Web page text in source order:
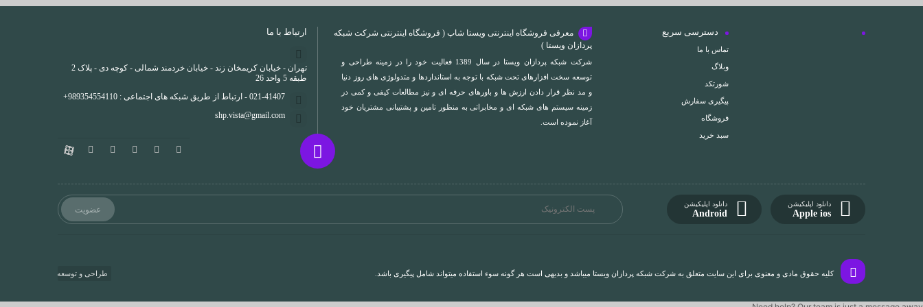
دسترسی سریع
تماس با ما
وبلاگ
شورتکد
پیگیری سفارش
فروشگاه
سبد خرید
معرفی فروشگاه اینترنتی ویستا شاپ ( فروشگاه اینترنتی شرکت شبکه
پردازان ویستا )
شرکت شبکه پردازان ویستا در سال 1389 فعالیت خود را در زمینه طراحی و
توسعه سخت افزارهای تحت شبکه با توجه به استانداردها و متدولوژی های روز دنیا
و مد نظر قرار دادن ارزش ها و باورهای حرفه ای و نیز مطالعات کیفی و کمی در
زمینه سیستم های شبکه ای و مخابراتی به منظور تامین و پشتیبانی مشتریان خود
آغاز نموده است.
ارتباط با ما
تهران - خیابان کریمخان زند - خیابان خردمند شمالی - کوچه دی - پلاک 2
طبقه 5 واحد 26
021-41407 - ارتباط از طریق شبکه های اجتماعی : 989354554110+
shp.vista@gmail.com
دانلود اپلیکیشن
Apple ios
دانلود اپلیکیشن
Android
کلیه حقوق مادی و معنوی برای این سایت متعلق به شرکت شبکه پردازان ویستا میباشد و بدیهی است هر گونه سوء استفاده میتواند شامل پیگیری باشد. طراحی و توسعه